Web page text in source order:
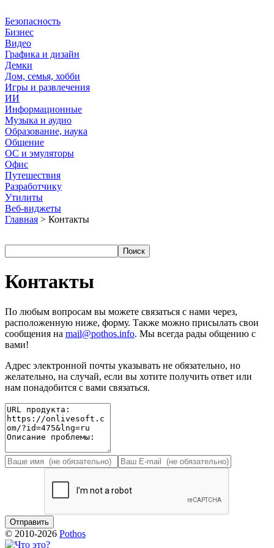
Безопасность
Бизнес
Видео
Графика и дизайн
Демки
Дом, семья, хобби
Игры и развлечения
ИИ
Информационные
Музыка и аудио
Образование, наука
Общение
ОС и эмуляторы
Офис
Путешествия
Разработчику
Утилиты
Веб-виджеты
Главная > Контакты
Контакты
По любым вопросам вы можете связаться с нами через,
расположенную ниже, форму. Также можно присылать свои
сообщения на mail@pothos.info. Мы всегда рады общению с
вами!
Адрес электронной почты указывать не обязательно, но
желательно, на случай, если вы хотите получить ответ или
нам понадобится с вами связаться.
© 2010-2026 Pothos